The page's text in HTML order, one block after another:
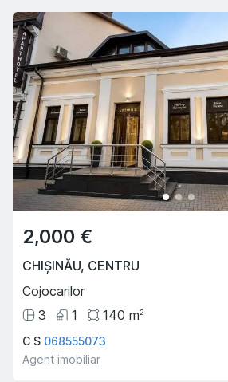
2,000 €
CHIȘINĂU, CENTRU
Cojocarilor
3
1 140 m2
C S 068555073
Agent imobiliar